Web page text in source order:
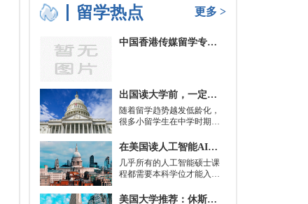
留学热点 更多 >
中国香港传媒留学专业分类及申请要求
出国读大学前，一定要培养的基本生活技能有哪些？
随着留学趋势越发低龄化，
很多小留学生在中学时期就
其实都是为了大学生活做准
在美国读人工智能AI硕士入学条件及大学推荐
几乎所有的人工智能硕士课
程都需要本科学位才能入
需要特定领域的本科学位。
美国大学推荐：休斯顿的大学